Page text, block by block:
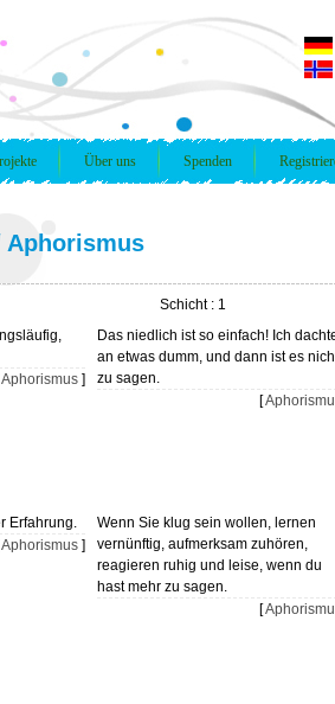
Über uns Spenden
Aphorismus
Schicht : 1
Aphorismus ]
Das niedlich ist so einfach! Ich
an etwas dumm, und dann ist es
zu sagen.
[
Erfahrung.
Aphorismus ]
Wenn Sie klug sein wollen, lernen
vernünftig, aufmerksam zuhören,
reagieren ruhig und leise, wenn du
hast mehr zu sagen.
[